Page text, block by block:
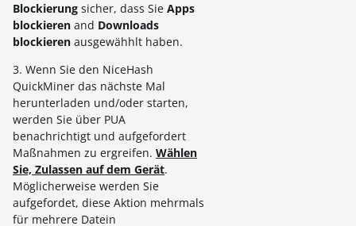
Blockierung sicher, dass Sie Apps
blockieren and Downloads
blockieren ausgewähhlt haben.
3. Wenn Sie den NiceHash
QuickMiner das nächste Mal
herunterladen und/oder starten,
werden Sie über PUA
benachrichtigt und aufgefordert
Maßnahmen zu ergreifen. Wählen
Sie, Zulassen auf dem Gerät.
Möglicherweise werden Sie
aufgefordet, diese Aktion mehrmals
für mehrere Datein